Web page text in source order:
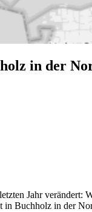
in der
Jahr verändert:
in Buchholz in der